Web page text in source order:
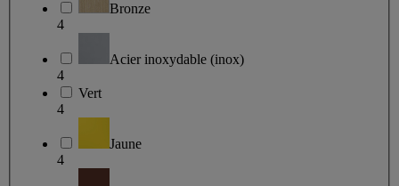
Bronze
4
Acier inoxydable (inox)
4
Vert
4
Jaune
4